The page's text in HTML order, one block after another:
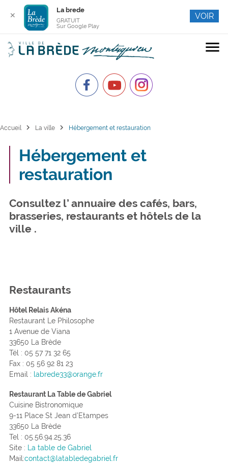
menu
Accueil chevron_right La ville chevron_right Hébergement et restauration
Hébergement et
restauration
Consultez l’ annuaire des cafés, bars,
brasseries, restaurants et hôtels de la
ville .
Restaurants
Hôtel Relais Akéna
Restaurant Le Philosophe
1 Avenue de Viana
33650 La Brède
Tél : 05 57 71 32 65
Fax : 05 56 92 81 23
Email : labrede33@orange.fr
Restaurant La Table de Gabriel
Cuisine Bistronomique
9-11 Place St Jean d’Etampes
33650 La Brède
Tel : 05.56.94.25.36
Site :
La table de Gabriel
Mail:contact@latabledegabriel.fr
✕
La brede
GRATUIT
Sur Google Play
VOIR